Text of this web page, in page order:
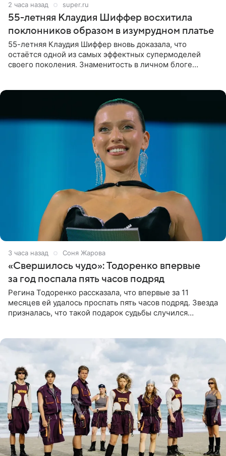
2 часа назад super.ru
55-летняя Клаудия Шиффер восхитила
поклонников образом в изумрудном платье
55-летняя Клаудия Шиффер вновь доказала, что
остаётся одной из самых эффектных супермоделей
своего поколения. Знаменитость в личном блоге
3 часа назад Соня Жарова
«Свершилось чудо»: Тодоренко впервые
за год поспала пять часов подряд
Регина Тодоренко рассказала, что впервые за 11
месяцев ей удалось проспать пять часов подряд. Звезда
призналась, что такой подарок судьбы случился